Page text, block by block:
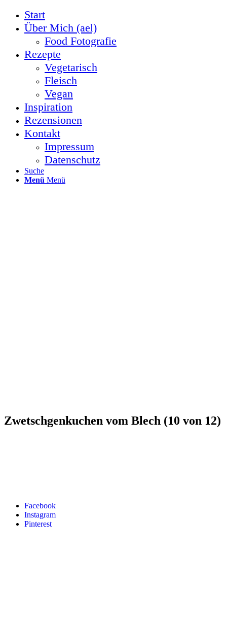
Start
Über Mich (ael)
Food Fotografie
Rezepte
Vegetarisch
Fleisch
Vegan
Inspiration
Rezensionen
Kontakt
Impressum
Datenschutz
Suche
Menü Menü
Facebook
Instagram
Pinterest
Zwetschgenkuchen vom Blech (10 von 12)